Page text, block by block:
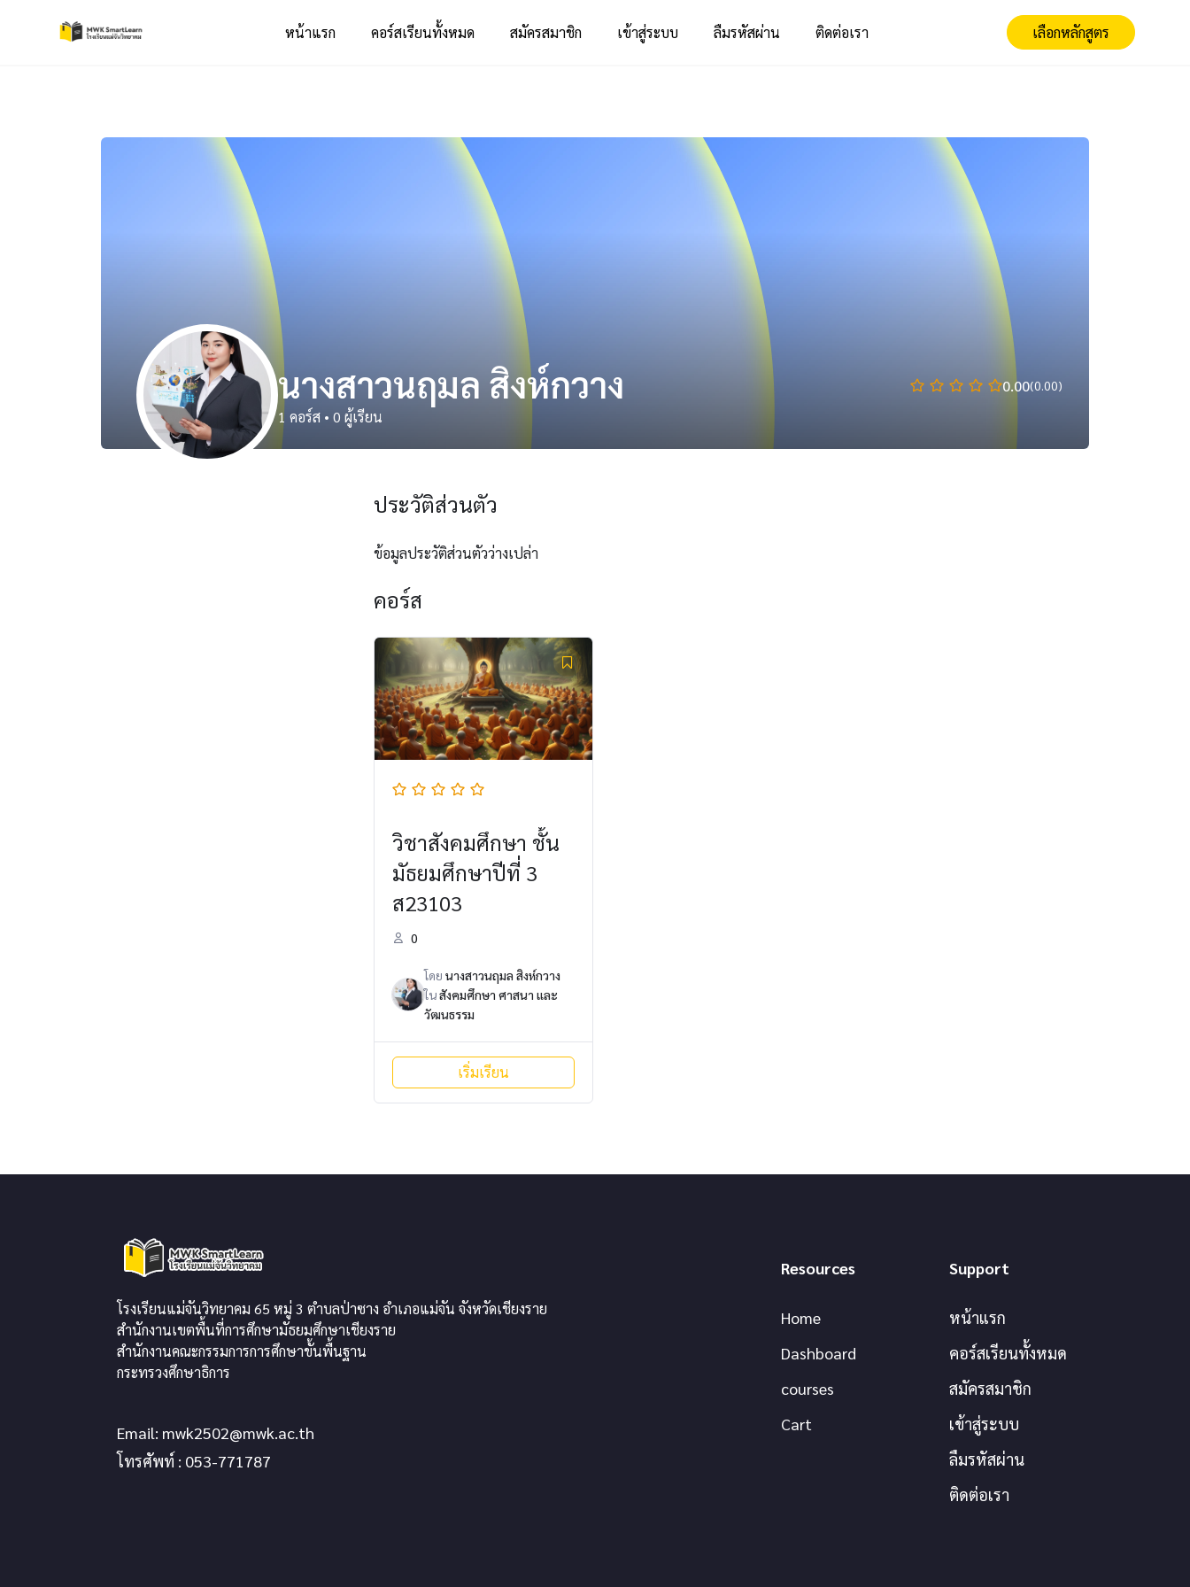
หน้าแรก คอร์สเรียนทั้งหมด สมัครสมาชิก เข้าสู่ระบบ ลืมรหัสผ่าน ติดต่อเรา เลือกหลักสูตร
นางสาวนฤมล สิงห์กวาง
1 คอร์ส • 0 ผู้เรียน
0.00(0.00)
ประวัติส่วนตัว
ข้อมูลประวัติส่วนตัวว่างเปล่า
คอร์ส
วิชาสังคมศึกษา ชั้น
มัธยมศึกษาปีที่ 3
ส23103
0
โดย นางสาวนฤมล สิงห์กวาง
ในสังคมศึกษา ศาสนา และ
วัฒนธรรม
เริ่มเรียน
โรงเรียนแม่จันวิทยาคม 65 หมู่ 3 ตำบลป่าซาง อำเภอแม่จัน จังหวัดเชียงราย
สำนักงานเขตพื้นที่การศึกษามัธยมศึกษาเชียงราย
สำนักงานคณะกรรมการการศึกษาขั้นพื้นฐาน
กระทรวงศึกษาธิการ
Email: mwk2502@mwk.ac.th
โทรศัพท์ : 053-771787
Resources
Home
Dashboard
courses
Cart
Support
หน้าแรก
คอร์สเรียนทั้งหมด
สมัครสมาชิก
เข้าสู่ระบบ
ลืมรหัสผ่าน
ติดต่อเรา